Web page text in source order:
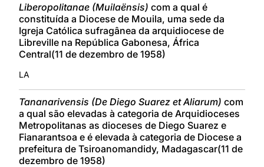
Liberopolitanae (Muilaënsis) com a qual é
constituída a Diocese de Mouila, uma sede da
Igreja Católica sufragânea da arquidiocese de
Libreville na República Gabonesa, África
Central(11 de dezembro de 1958)
LA
Tananarivensis (De Diego Suarez et Aliarum) com
a qual são elevadas à categoria de Arquidioceses
Metropolitanas as dioceses de Diego Suarez e
Fianarantsoa e é elevada à categoria de Diocese a
prefeitura de Tsiroanomandidy, Madagascar(11 de
dezembro de 1958)